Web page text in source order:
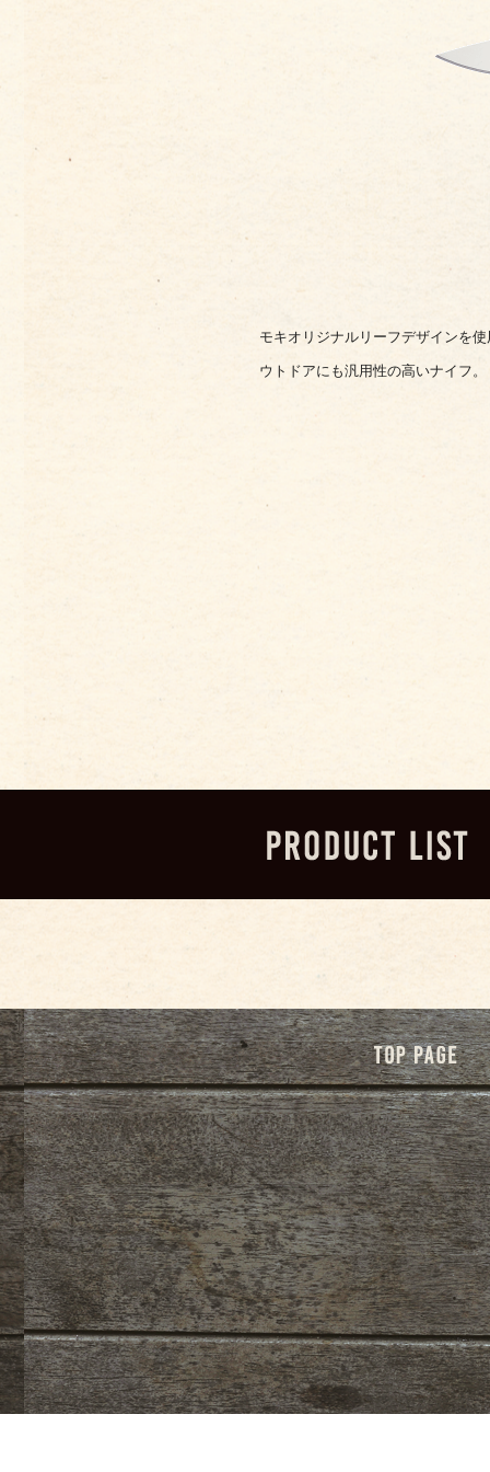
モキオリジナルリーフデザインを
ウトドアにも汎用性の高いナイフ。